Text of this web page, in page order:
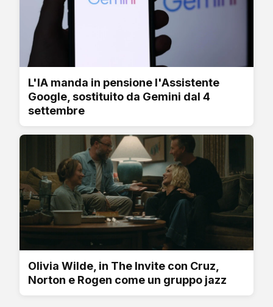
L'IA manda in pensione l'Assistente
Google, sostituito da Gemini dal 4
settembre
Olivia Wilde, in The Invite con Cruz,
Norton e Rogen come un gruppo jazz